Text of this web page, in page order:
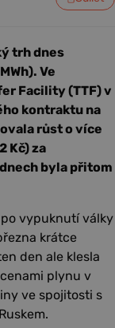
trh dnes
Ve
Facility (TTF) v
kontraktu na
růst o více
Kč) za
byla přitom
vypuknutí války
krátce
den ale klesla
plynu v
ve spojitosti s